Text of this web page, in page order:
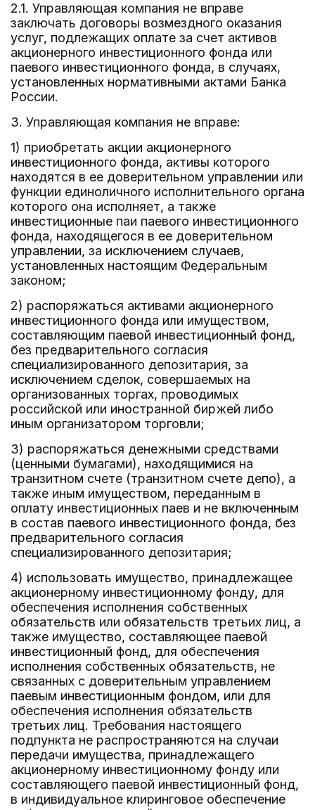
2.1. Управляющая компания не вправе
заключать договоры возмездного оказания
услуг, подлежащих оплате за счет активов
акционерного инвестиционного фонда или
паевого инвестиционного фонда, в случаях,
установленных нормативными актами Банка
России.
3. Управляющая компания не вправе:
1) приобретать акции акционерного
инвестиционного фонда, активы которого
находятся в ее доверительном управлении или
функции единоличного исполнительного органа
которого она исполняет, а также
инвестиционные паи паевого инвестиционного
фонда, находящегося в ее доверительном
управлении, за исключением случаев,
установленных настоящим Федеральным
законом;
2) распоряжаться активами акционерного
инвестиционного фонда или имуществом,
составляющим паевой инвестиционный фонд,
без предварительного согласия
специализированного депозитария, за
исключением сделок, совершаемых на
организованных торгах, проводимых
российской или иностранной биржей либо
иным организатором торговли;
3) распоряжаться денежными средствами
(ценными бумагами), находящимися на
транзитном счете (транзитном счете депо), а
также иным имуществом, переданным в
оплату инвестиционных паев и не включенным
в состав паевого инвестиционного фонда, без
предварительного согласия
специализированного депозитария;
4) использовать имущество, принадлежащее
акционерному инвестиционному фонду, для
обеспечения исполнения собственных
обязательств или обязательств третьих лиц, а
также имущество, составляющее паевой
инвестиционный фонд, для обеспечения
исполнения собственных обязательств, не
связанных с доверительным управлением
паевым инвестиционным фондом, или для
обеспечения исполнения обязательств
третьих лиц. Требования настоящего
подпункта не распространяются на случаи
передачи имущества, принадлежащего
акционерному инвестиционному фонду или
составляющего паевой инвестиционный фонд,
в индивидуальное клиринговое обеспечение